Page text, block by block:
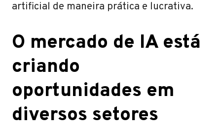
artificial de maneira prática e lucrativa.
O mercado de IA está
criando
oportunidades em
diversos setores